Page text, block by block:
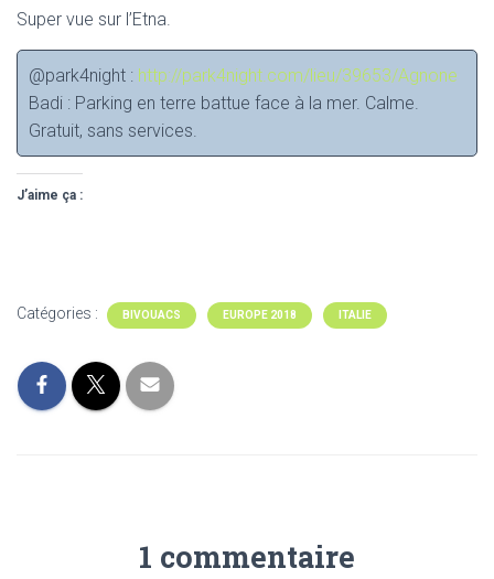
Super vue sur l’Etna.
@park4night : http://park4night.com/lieu/39653/Agnone
Badi : Parking en terre battue face à la mer. Calme.
Gratuit, sans services.
J’aime ça :
Catégories : BIVOUACS EUROPE 2018 ITALIE
1 commentaire